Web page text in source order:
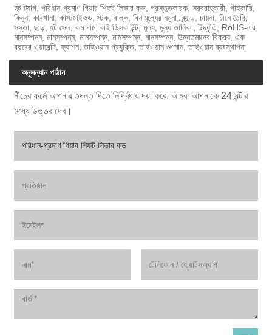
হট ট্যাগ: পরিধান-প্রমাণ গিয়ার শিফট লিভার কভ, প্রস্তুতকারক, সরবরাহকারী, পাইকারি,
কিনুন, কারখানা, কাস্টমাইজড, স্টক, বাল্ক, বিনামূল্যের নমুনা, ব্র্যান্ড, চায়না, চীনে তৈরি,
সস্তা, ছাড়, হট সেল, কম দাম, বাই ডিসকাউন্ট, মূল্য, মূল্য তালিকা, উদ্ধৃতি, RoHS-এর
মানসম্পন্ন, মানসম্পন্ন, মানসম্পন্ন, মানসম্পন্ন, মানসম্পন্ন, উন্নতমানের বিক্রয়, এক
বছরের ওয়ারেন্টি, ফ্যাশন, তাইওয়ান প্রযুক্তি, তাইওয়ান গুণমান, তাইওয়ান ব্যবস্থাপনা
অনুসন্ধান পাঠান
নীচের ফর্মে আপনার তদন্ত দিতে নির্দ্বিধায় দয়া করে. আমরা আপনাকে 24 ঘন্টার
মধ্যে উত্তর দেব।